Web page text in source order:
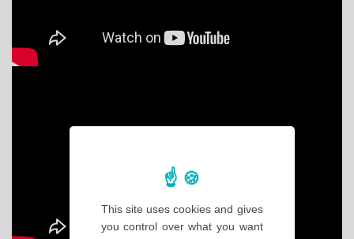
This site uses cookies and gives
you control over what you want